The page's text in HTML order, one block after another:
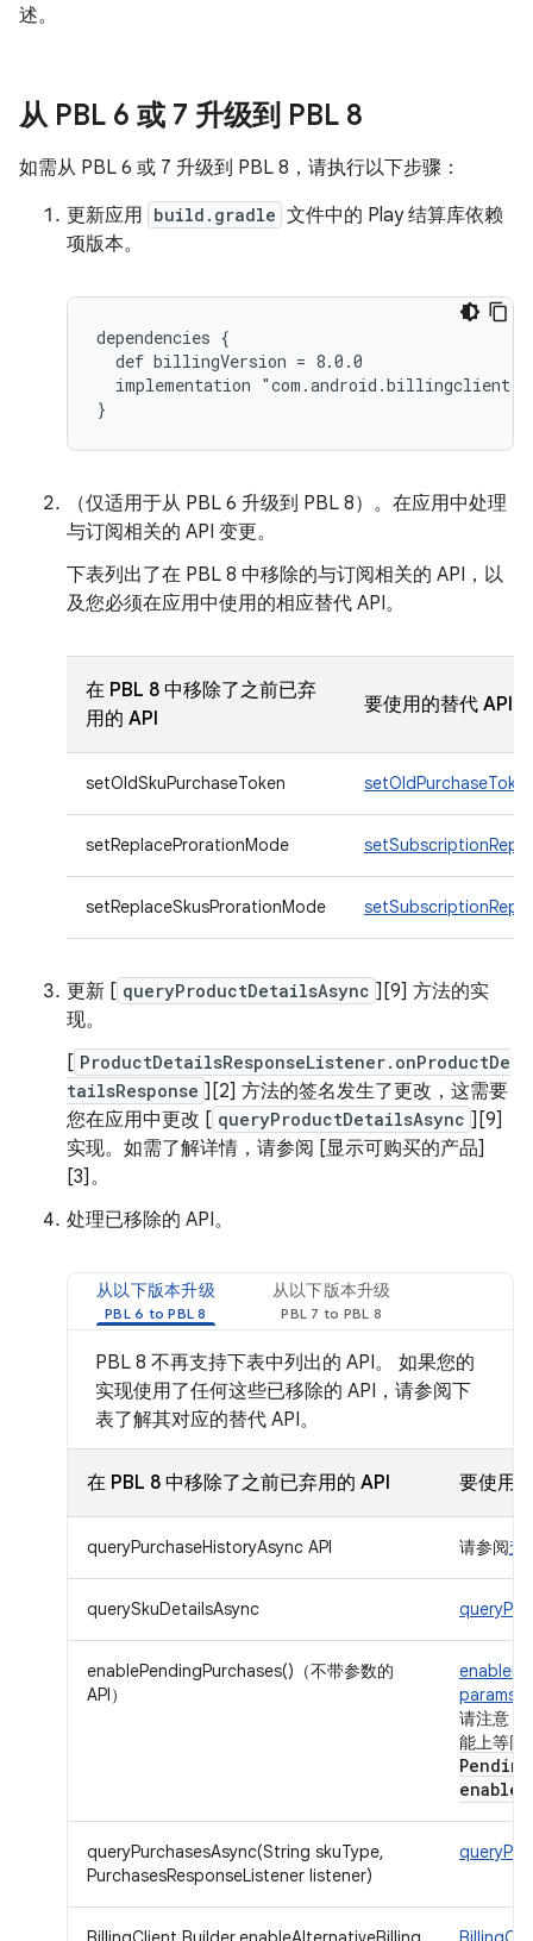
述。
从 PBL 6 或 7 升级到 PBL 8
如需从 PBL 6 或 7 升级到 PBL 8，请执行以下步骤：
更新应用 build.gradle 文件中的 Play 结算库依赖
项版本。
dependencies {
  def billingVersion = 8.0.0
implementation
（仅适用于从 PBL 6 升级到 PBL 8）。在应用中处理
与订阅相关的 API 变更。
下表列出了在 PBL 8 中移除的与订阅相关的 API，以
及您必须在应用中使用的相应替代 API。
在 PBL 8 中移除了之前已弃
用的 API
要使用的替代 API
setOldSkuPurchaseToken
setReplaceProrationMode
setReplaceSkusProrationMode
更新 [ queryProductDetailsAsync ][9] 方法的实
现。
[ ProductDetailsResponseListener.onProductDe
tailsResponse ][2] 方法的签名发生了更改，这需要
您在应用中更改 [ queryProductDetailsAsync ][9]
实现。如需了解详情，请参阅 [显示可购买的产品]
[3]。
处理已移除的 API。
从以下版本升级 从以下版本升级
PBL 8 不再支持下表中列出的 API。 如果您的
实现使用了任何这些已移除的 API，请参阅下
表了解其对应的替代 API。
在 PBL 8 中移除了之前已弃用的 API 要使用
queryPurchaseHistoryAsync API 请参阅查
querySkuDetailsAsync
enablePendingPurchases()（不带参数的
API）
params)
请注意，
能上等
Pending
enable
queryPurchasesAsync(String skuType,
PurchasesResponseListener listener)